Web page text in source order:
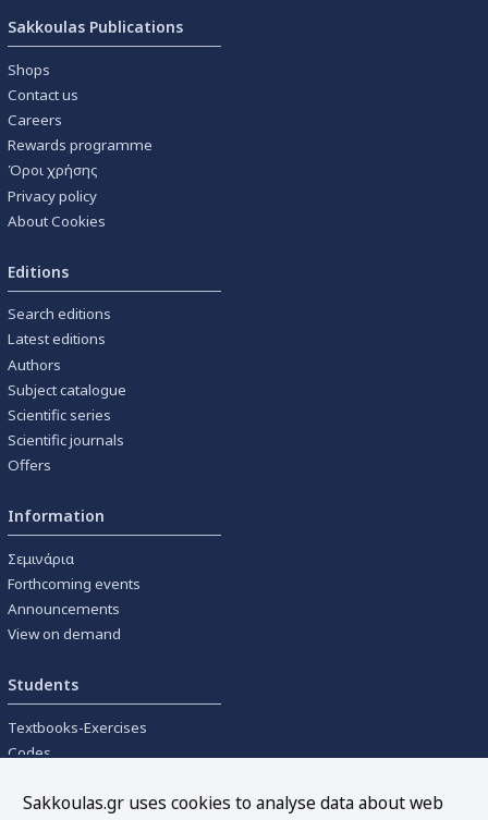
Sakkoulas Publications
Shops
Contact us
Careers
Rewards programme
Όροι χρήσης
Privacy policy
About Cookies
Editions
Search editions
Latest editions
Authors
Subject catalogue
Scientific series
Scientific journals
Offers
Information
Σεμινάρια
Forthcoming events
Announcements
View on demand
Students
Textbooks-Exercises
Codes
Sakkoulas.gr uses cookies to analyse data about web